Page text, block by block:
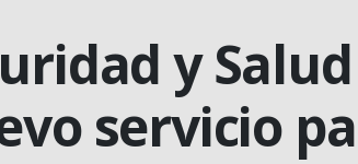
y
servicio